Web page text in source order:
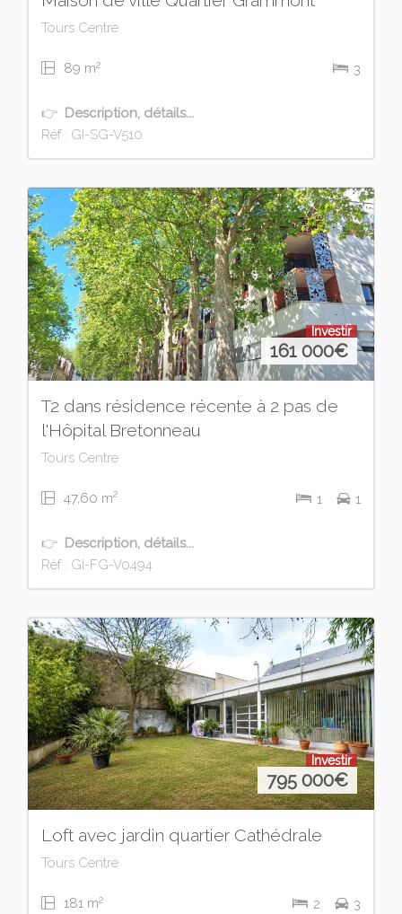
Tours Centre
89 m2 3
👉 Description, détails...
Réf : GI-SG-V510
Investir
161 000€
T2 dans résidence récente à 2 pas de
l'Hôpital Bretonneau
Tours Centre
47,60 m2 1 1
👉 Description, détails...
Réf : GI-FG-V0494
Investir
795 000€
Loft avec jardin quartier Cathédrale
Tours Centre
181 m2 2 3